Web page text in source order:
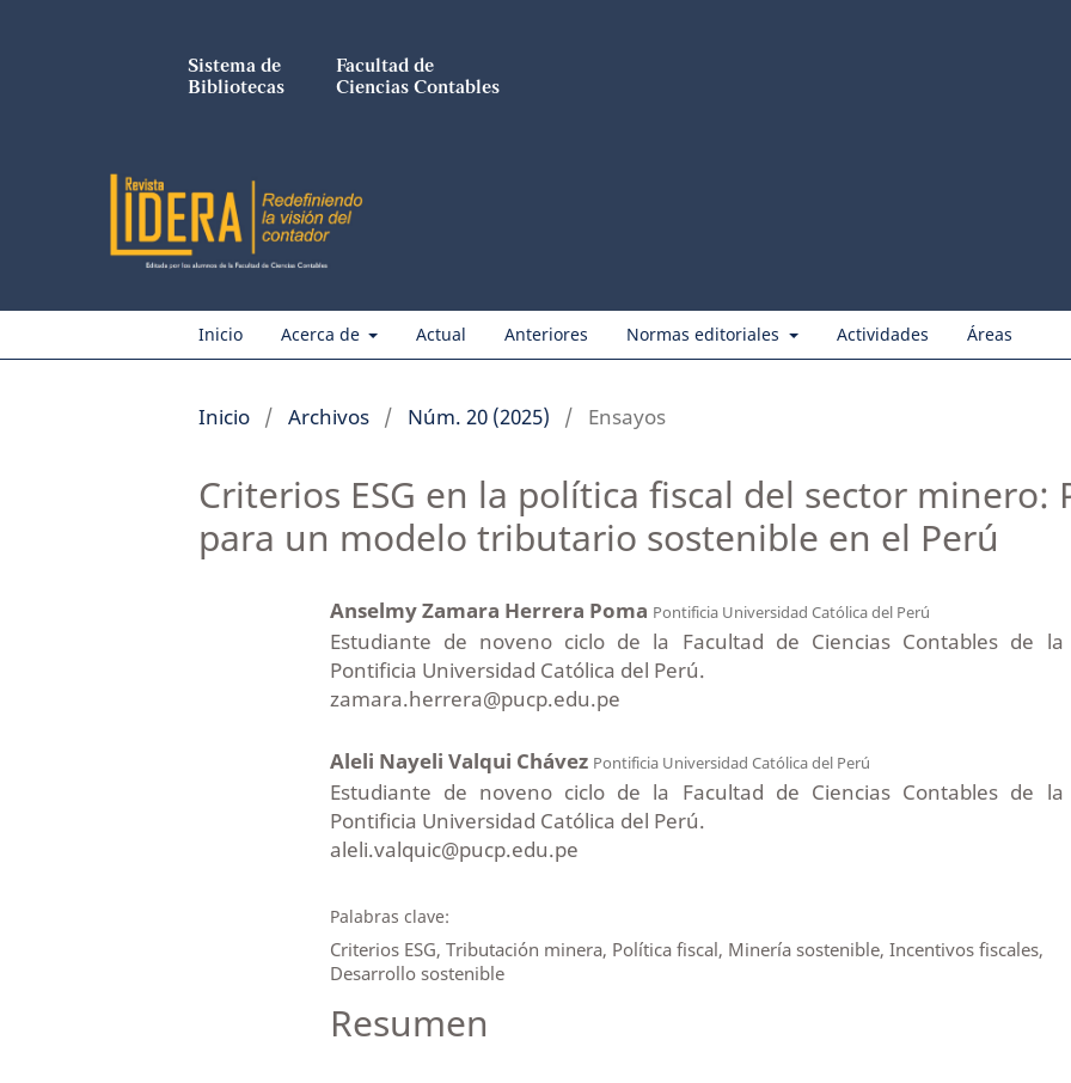
Sistema de
Bibliotecas
Facultad de
Ciencias Contables
Inicio Acerca de Actual Anteriores Normas editoriales Actividades Áreas
Inicio / Archivos / Núm. 20 (2025) / Ensayos
Criterios ESG en la política fiscal del sector minero:
para un modelo tributario sostenible en el Perú
Anselmy Zamara Herrera Poma Pontificia Universidad Católica del Perú
Estudiante de noveno ciclo de la Facultad de Ciencias Contables de la
Pontificia Universidad Católica del Perú.
zamara.herrera@pucp.edu.pe
Aleli Nayeli Valqui Chávez Pontificia Universidad Católica del Perú
Estudiante de noveno ciclo de la Facultad de Ciencias Contables de la
Pontificia Universidad Católica del Perú.
aleli.valquic@pucp.edu.pe
Palabras clave:
Criterios ESG, Tributación minera, Política fiscal, Minería sostenible, Incentivos fiscales,
Desarrollo sostenible
Resumen